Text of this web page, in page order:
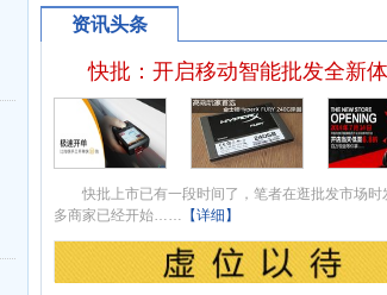
资讯头条
快批：开启移动智能批发全新
快批上市已有一段时间了，笔者在逛批发市场时
多商家已经开始…… 【详细】